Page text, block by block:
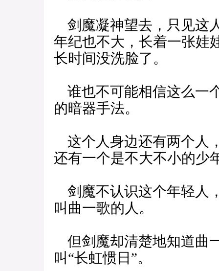
剑魔凝神望去，只见这
年纪也不大，长着一张娃
长时间没洗脸了。
谁也不可能相信这么一
的暗器手法。
这个人身边还有两个人
还有一个是不大不小的少
剑魔不认识这个年轻人
叫曲一歌的人。
但剑魔却清楚地知道曲
叫“长虹惯日”。